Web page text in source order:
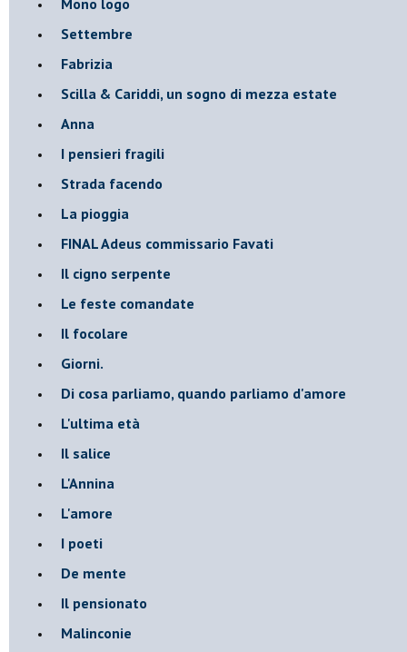
Settembre
Fabrizia
​Scilla & Cariddi, un sogno di mezza estate
Anna
I pensieri fragili
Strada facendo
La pioggia
FINAL Adeus commissario Favati
Il cigno serpente
Le feste comandate
Il focolare
Giorni.
Di cosa parliamo, quando parliamo d'amore
L'ultima età
Il salice
L'Annina
L'amore
I poeti
De mente
Il pensionato
Malinconie